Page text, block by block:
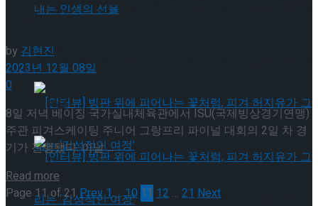
[인터뷰] 은반 위의 예술가, 피겨 안무가 신예지가 그려내는 인생
의 선율
[인터뷰] 빙판 위에 피어나는 꽃처럼, 피겨 허지유가 그리는 ‘감
[인터뷰] 은반 위의 예술가, 피겨 안무가 신예지가 그려내는 인생
의 선율
동중)
by김현진
2023년 12월 08일
0
8일 저녁 베이징 국가실내체육관에서 ISU(국제빙상경기연맹)
주관 피겨스케이팅 주니어 그랑프리 파이널 대회의 2일 차 경
기가 진행됐다. 이날 ...
Read more
Page 11 of 21Prev1… 10 11 12 … 21Next